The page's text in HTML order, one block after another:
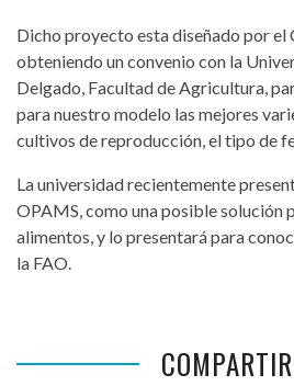
Dicho proyecto esta diseñado por el
obteniendo un convenio con la
Delgado, Facultad de Agricultura,
para nuestro modelo las mejores
cultivos de reproducción, el tipo de
La universidad recientemente
OPAMS, como una posible solución
alimentos, y lo presentará para
la FAO.